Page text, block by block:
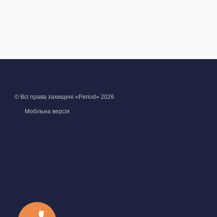
© Всі права захищені «Period» 2026
Мобільна версія